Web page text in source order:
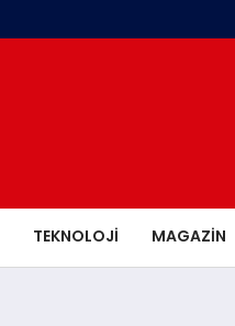
TEKNOLOJI MAGAZIN